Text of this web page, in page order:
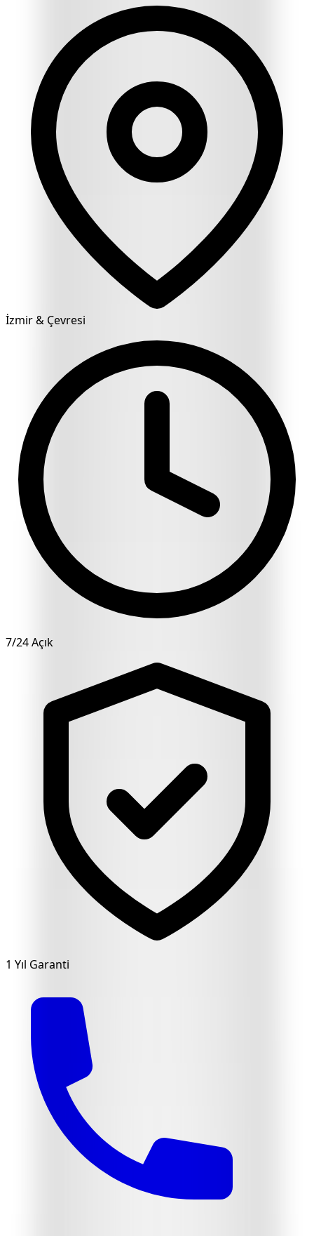
İzmir & Çevresi
7/24 Açık
1 Yıl Garanti